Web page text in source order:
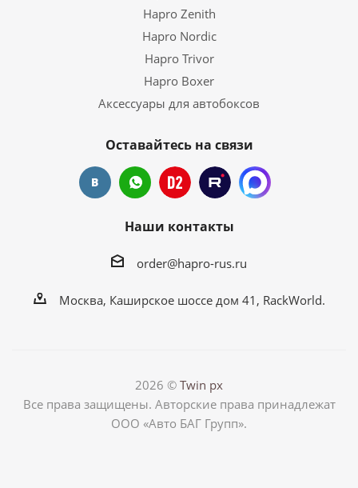
Hapro Zenith
Hapro Nordic
Hapro Trivor
Hapro Boxer
Аксессуары для автобоксов
Оставайтесь на связи
Наши контакты
order@hapro-rus.ru
Москва, Каширское шоссе дом 41, RackWorld.
2026 © Twin px
Все права защищены. Авторские права принадлежат
ООО «Авто БАГ Групп».